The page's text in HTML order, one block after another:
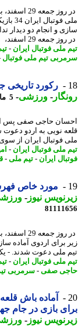
در روز جمعه 29
ملی فوتبال
و انجام دو دیدار
جمعه 29 اسفند،
ملی فوتبال ایران - تیم
تیم ملی فوتبال-
رکورد تاریخی
-ورزشی-5 ماه پیش - شنبه 1 فروردین 1405، 16:32
حاجی صفی پس از چند
نویی به اردو دعوت
فوتبال ایران از سوی
ملی فوتبال ایران - امیر
ایران - تیم ملی -قلعه
مورد خاص فهرست
نیوز-ورزشی-5 ماه پیش -
برای اردوی آماده سازی و
ملی دعوت شدند. - یکی
ملی فوتبال ایران - تیم
صفی-سرمربی تیم ملی
آماده باش قلعه
بازی در جام جهانی
نیوز-ورزشی-